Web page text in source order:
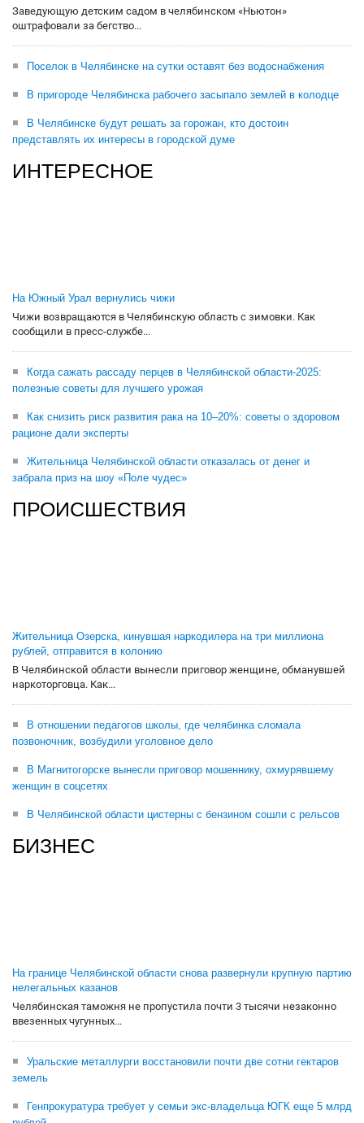
Заведующую детским садом в челябинском «Ньютон»
оштрафовали за бегство...
Поселок в Челябинске на сутки оставят без водоснабжения
В пригороде Челябинска рабочего засыпало землей в колодце
В Челябинске будут решать за горожан, кто достоин
представлять их интересы в городской думе
ИНТЕРЕСНОЕ
На Южный Урал вернулись чижи
Чижи возвращаются в Челябинскую область с зимовки. Как
сообщили в пресс-службе...
Когда сажать рассаду перцев в Челябинской области-2025:
полезные советы для лучшего урожая
Как снизить риск развития рака на 10–20%: советы о здоровом
рационе дали эксперты
Жительница Челябинской области отказалась от денег и
забрала приз на шоу «Поле чудес»
ПРОИСШЕСТВИЯ
Жительница Озерска, кинувшая наркодилера на три миллиона
рублей, отправится в колонию
В Челябинской области вынесли приговор женщине, обманувшей
наркоторговца. Как...
В отношении педагогов школы, где челябинка сломала
позвоночник, возбудили уголовное дело
В Магнитогорске вынесли приговор мошеннику, охмурявшему
женщин в соцсетях
В Челябинской области цистерны с бензином сошли с рельсов
БИЗНЕС
На границе Челябинской области снова развернули крупную партию
нелегальных казанов
Челябинская таможня не пропустила почти 3 тысячи незаконно
ввезенных чугунных...
Уральские металлурги восстановили почти две сотни гектаров
земель
Генпрокуратура требует у семьи экс-владельца ЮГК еще 5 млрд